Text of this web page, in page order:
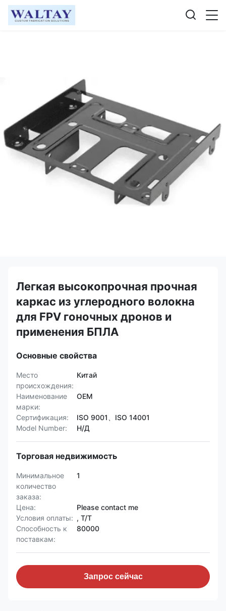
Легкая высокопрочная прочная
каркас из углеродного волокна
для FPV гоночных дронов и
применения БПЛА
Основные свойства
Место
происхождения:
Китай
Наименование
марки:
OEM
Сертификация:
ISO 9001、ISO 14001
Model Number:
Н/Д
Торговая недвижимость
Минимальное
количество
заказа:
1
Цена:
Please contact me
Условия оплаты: , Т/Т
Способность к
поставкам:
80000
Запрос сейчас